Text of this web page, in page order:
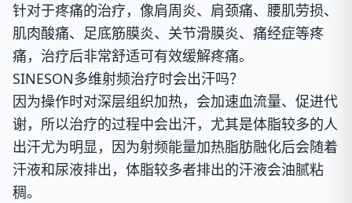
针对于疼痛的治疗，像肩周炎、肩颈痛、腰肌劳损、
肌肉酸痛、足底筋膜炎、关节滑膜炎、痛经症等疼
痛，治疗后非常舒适可有效缓解疼痛。
SINESON多维射频治疗时会出汗吗？
因为操作时对深层组织加热，会加速血流量、促进代
谢，所以治疗的过程中会出汗，尤其是体脂较多的人
出汗尤为明显，因为射频能量加热脂肪融化后会随着
汗液和尿液排出，体脂较多者排出的汗液会油腻粘
稠。